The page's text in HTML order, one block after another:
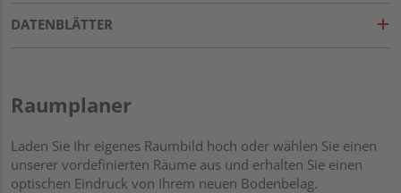
DATENBLÄTTER
Raumplaner
Laden Sie Ihr eigenes Raumbild hoch oder wählen Sie einen
unserer vordefinierten Räume aus und erhalten Sie einen
optischen Eindruck von Ihrem neuen Bodenbelag.